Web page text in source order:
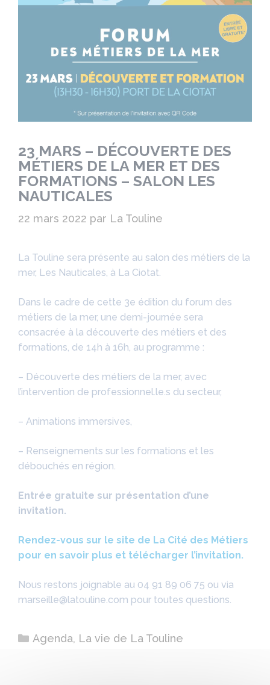
23 MARS – DÉCOUVERTE DES
MÉTIERS DE LA MER ET DES
FORMATIONS – SALON LES
NAUTICALES
22 mars 2022 par La Touline
La Touline sera présente au salon des métiers de la
mer, Les Nauticales, à La Ciotat.
Dans le cadre de cette 3e édition du forum des
métiers de la mer, une demi-journée sera
consacrée à la découverte des métiers et des
formations, de 14h à 16h, au programme :
– Découverte des métiers de la mer, avec
l’intervention de professionnel.le.s du secteur,
– Animations immersives,
– Renseignements sur les formations et les
débouchés en région.
Entrée gratuite sur présentation d’une
invitation.
Rendez-vous sur le site de La Cité des Métiers
pour en savoir plus et télécharger l’invitation.
Nous restons joignable au 04 91 89 06 75 ou via
marseille@latouline.com pour toutes questions.
Catégories
Agenda, La vie de La Touline